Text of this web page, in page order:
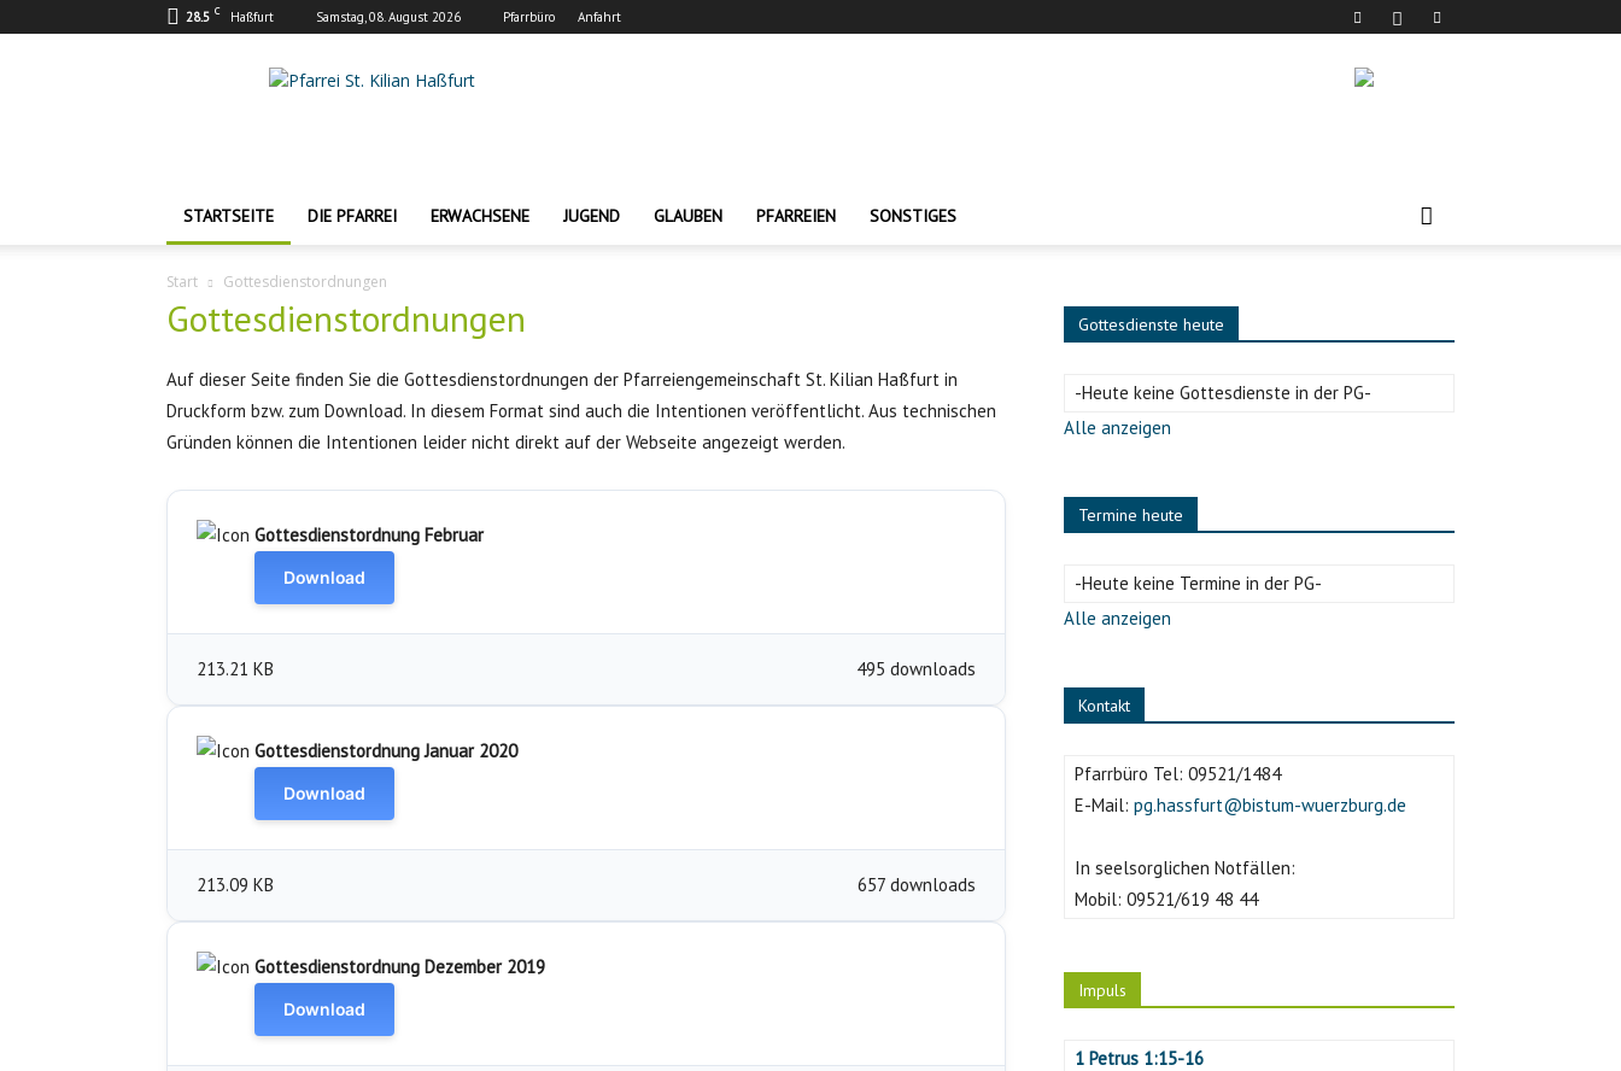
28.5 C Haßfurt Samstag, 08. August 2026 Pfarrbüro Anfahrt
Pfarrei
STARTSEITE DIE PFARREI ERWACHSENE JUGEND GLAUBEN PFARREIEN SONSTIGES
Start Gottesdienstordnungen
Gottesdienstordnungen
Auf dieser Seite finden Sie die Gottesdienstordnungen der Pfarreiengemeinschaft St. Kilian Haßfurt in
Druckform bzw. zum Download. In diesem Format sind auch die Intentionen veröffentlicht. Aus technischen
Gründen können die Intentionen leider nicht direkt auf der Webseite angezeigt werden.
Gottesdienstordnung Februar
Download
495 downloads
213.21 KB
Gottesdienstordnung Januar 2020
Download
657 downloads
213.09 KB
Gottesdienstordnung Dezember 2019
Download
Gottesdienste heute
-Heute keine Gottesdienste in der PG-
Alle anzeigen
Termine heute
-Heute keine Termine in der PG-
Alle anzeigen
Kontakt
Pfarrbüro Tel: 09521/1484
E-Mail: pg.hassfurt@bistum-wuerzburg.de
In seelsorglichen Notfällen:
Mobil: 09521/619 48 44
Impuls
1 Petrus 1:15-16